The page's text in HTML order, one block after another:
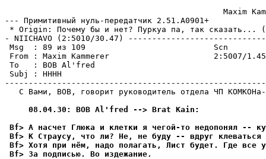
--- Примитивный нуль-пеpедатчик 2.51.A0901+
* Origin: Почему бы и нет? Пуркуа па, так сказать...
- NIICHAVO (2:5010/30.47)
Msg  : 89 из 109                           Scn
From : Maxim Kammerer                      2:5007/1.45
To   : BOB Al'fred
Subj : НННН
С Вами, BOB, говорит руководитель отдела ЧП
     08.04.30: BOB Al'fred --> Brat Kain:
Bf> А насчет Глюка и клетки я чегой-то недопонял --
Bf> К Страусу, что ли? Не, не буду -- вдруг
Bf> Хотя при нём, надо полагать, Лист будет. Где все
Bf> За подписью. Во издежание.